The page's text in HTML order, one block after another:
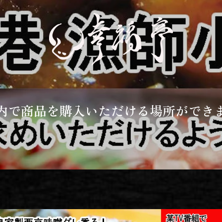
で商品を購入いただける場所ができ